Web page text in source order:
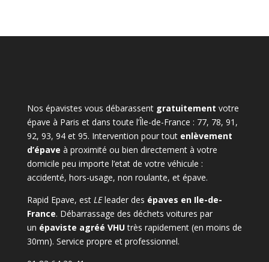
Nos épavistes vous débarassent gratuitement votre
épave à Paris et dans toute l’Île-de-France : 77, 78, 91,
92, 93, 94 et 95. Intervention pour tout enlèvement
d’épave à proximité ou bien directement à votre
domicile peu importe l’etat de votre véhicule :
accidenté, hors-usage, non roulante, et épave.
Rapid Epave, est LEleader des épaves en Ile-de-
France. Débarrassage des déchets voitures par
un épaviste agréé VHUtrès rapidement (en moins de
30mn). Service propre et professionnel.